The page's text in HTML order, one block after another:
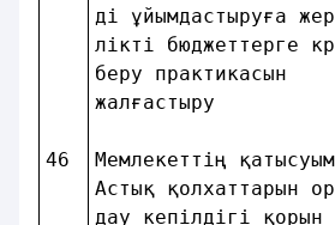
46
дi ұйымдастыруға
лiктi бюджеттерге
беру
Мемлекеттiң
Астық қолхаттарын
дау кепiлдiгi